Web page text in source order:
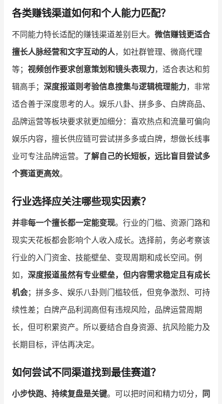
各类赚钱渠道如何和个人能力匹配？
不同能力特长适配的赚钱渠道差别巨大。 微信赚钱更适合
擅长人脉经营和文字互动的人，如社群管理、微商代理
等； 视频创作要求创意策划和镜头表现力，适合表达和剪
辑高手； 深度报道则考验信息搜集与逻辑梳理能力，非常
适合善于深度思考的人。娱乐八卦、拼多多、白牌商品、
品牌运营等板块要求就更加细分：喜欢热点和流量可偏向
娱乐内容，擅长供应链可尝试拼多多或白牌，想做长线事
业可专注品牌运营。 了解自己的长短板，远比盲目尝试多
个赛道更高效。
行业选择应关注哪些现实因素？
并非每一个擅长都一定能变现。行业的门槛、资源门路和
现实天花板都会影响个人收入成长。选择前，务必考察该
行业的入门资金、技能壁垒、变现周期和成长空间。例
如， 深度报道虽然有专业壁垒，但内容需求稳定且有成长
机会；拼多多、娱乐八卦则门槛较低，但竞争激烈、可持
续性差；白牌产品利润高但有违规风险，品牌运营周期
长，但可积累资产。所以要结合自身资源、抗风险能力及
长期目标，评估再决定。
如何尝试不同渠道找到最佳赛道？
小步快跑、持续复盘是关键。可以把时间和精力切分， 同